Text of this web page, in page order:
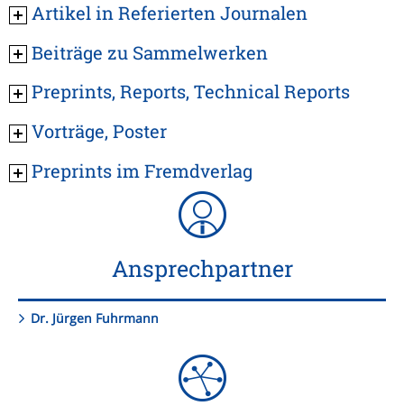
Artikel in Referierten Journalen
Beiträge zu Sammelwerken
Preprints, Reports, Technical Reports
Vorträge, Poster
Preprints im Fremdverlag
Ansprechpartner
Dr. Jürgen Fuhrmann